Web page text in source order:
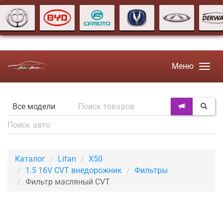
Меню
Каталог Lifan
X50
1.5 16V CVT внедорожник
Фильтры
Фильтр масляный CVT